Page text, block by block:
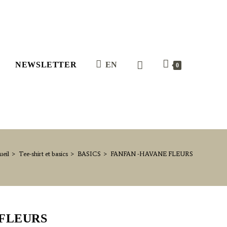
NEWSLETTER EN 0
> Tee-shirt et basics > BASICS > FANFAN -HAVANE FLEURS